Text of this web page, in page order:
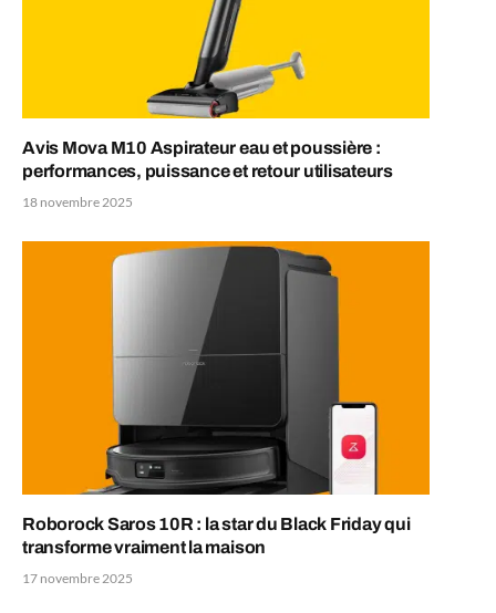
Avis Mova M10 Aspirateur eau et poussière :
performances, puissance et retour utilisateurs
18 novembre 2025
Roborock Saros 10R : la star du Black Friday qui
transforme vraiment la maison
17 novembre 2025